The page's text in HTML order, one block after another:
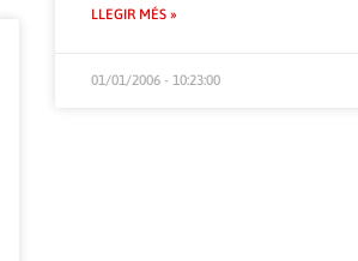
LLEGIR MÉS »
01/01/2006 - 10:23:00